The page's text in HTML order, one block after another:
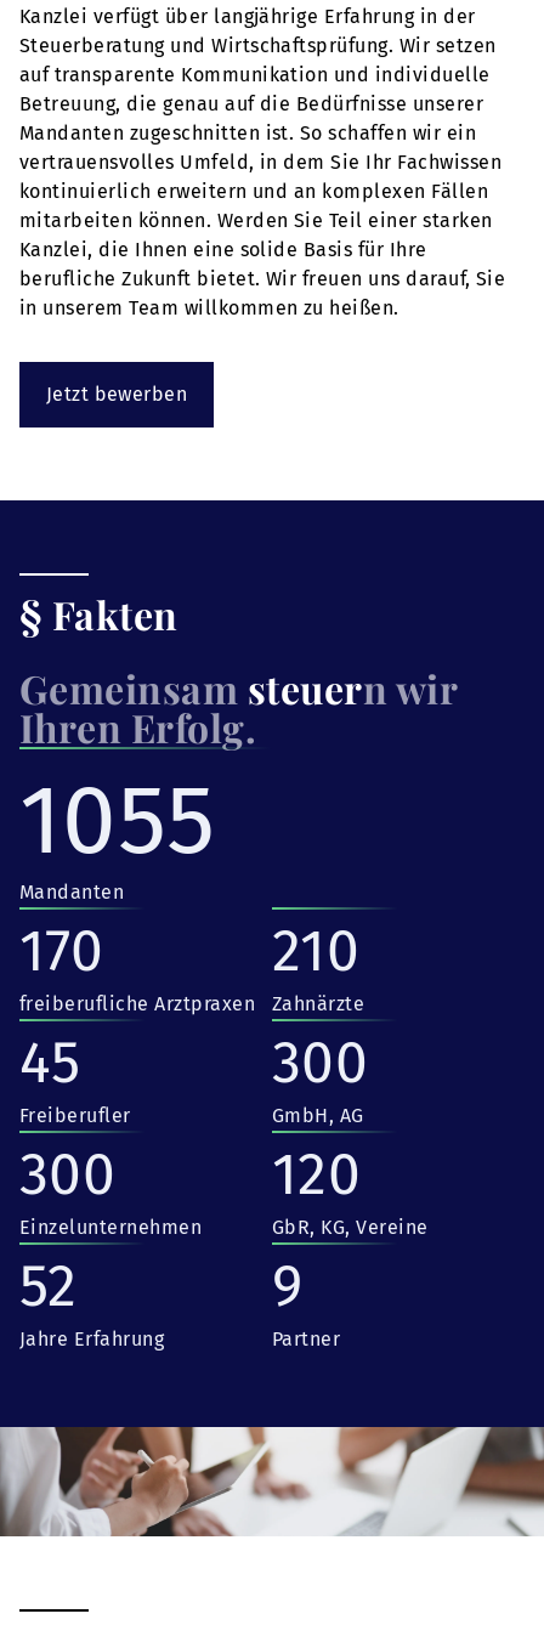
Kanzlei verfügt über langjährige Erfahrung in der
Steuerberatung und Wirtschaftsprüfung. Wir setzen
auf transparente Kommunikation und individuelle
Betreuung, die genau auf die Bedürfnisse unserer
Mandanten zugeschnitten ist. So schaffen wir ein
vertrauensvolles Umfeld, in dem Sie Ihr Fachwissen
kontinuierlich erweitern und an komplexen Fällen
mitarbeiten können. Werden Sie Teil einer starken
Kanzlei, die Ihnen eine solide Basis für Ihre
berufliche Zukunft bietet. Wir freuen uns darauf, Sie
in unserem Team willkommen zu heißen.
Jetzt bewerben
§ Fakten
Gemeinsam steuern wir
Ihren Erfolg.
1055
Mandanten
170
freiberufliche Arztpraxen
210
Zahnärzte
45
Freiberufler
300
GmbH, AG
300
Einzelunternehmen
120
GbR, KG, Vereine
52
Jahre Erfahrung
9
Partner